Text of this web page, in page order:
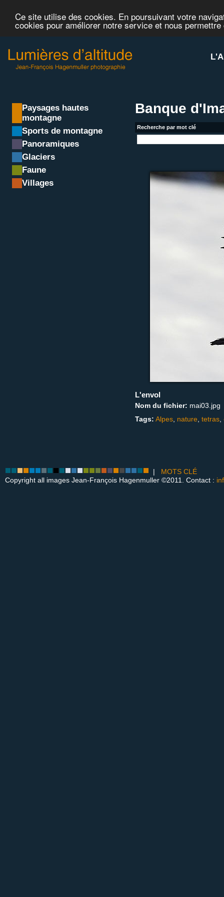
Ce site utilise des cookies. En poursuivant votre
cookies pour améliorer notre service et nous
Paysages hautes
montagne
Sports de montagne
Panoramiques
Glaciers
Faune
Villages
Banque
Recherche par mot clé
L'envol
Nom du fichier: mai03.jpg
Tags: Alpes nature tetras
| MOTS CLÉ
Copyright all images Jean-François Hagenmuller ©2011. Contact :